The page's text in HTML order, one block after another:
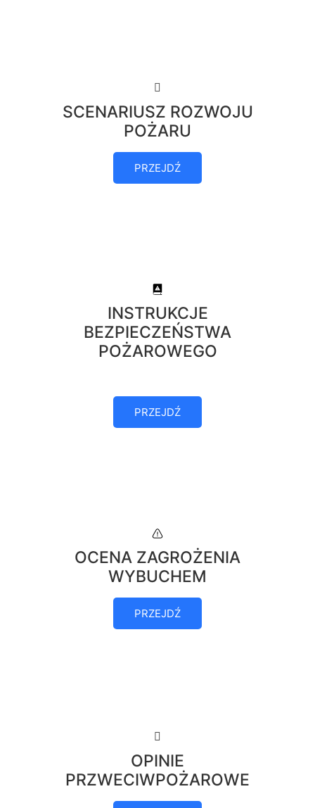
SCENARIUSZ ROZWOJU
POŻARU
PRZEJDŹ
INSTRUKCJE
BEZPIECZEŃSTWA
POŻAROWEGO
PRZEJDŹ
OCENA ZAGROŻENIA
WYBUCHEM
PRZEJDŹ
OPINIE
PRZWECIWPOŻAROWE